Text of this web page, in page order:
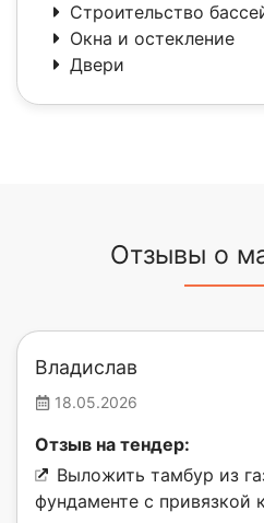
Строительство
Окна и остекление
Двери
Отзывы о
Владислав
18.05.2026
Отзыв на тендер:
Выложить тамбур из
фундаменте с привязкой